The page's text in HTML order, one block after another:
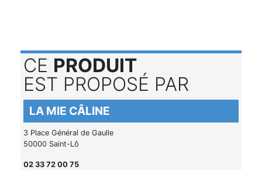
CE PRODUIT
EST PROPOSÉ PAR
LA MIE CÂLINE
3 Place Général de Gaulle
50000 Saint-Lô
02 33 72 00 75